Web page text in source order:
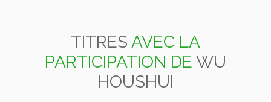
TITRES AVEC LA
PARTICIPATION DE WU
HOUSHUI